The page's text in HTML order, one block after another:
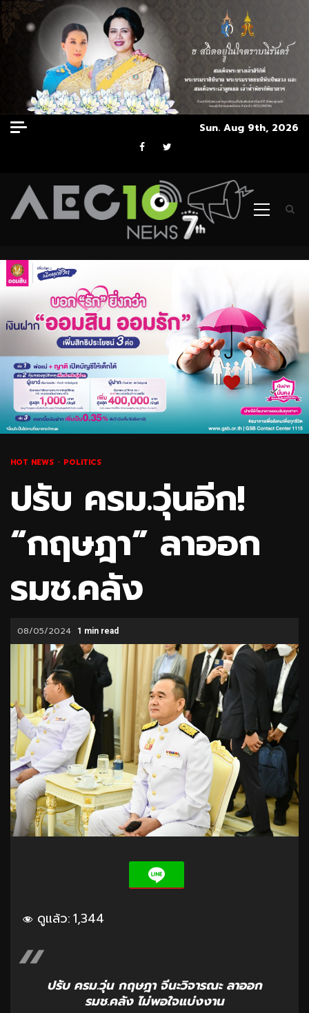
Skip
to
Sun. Aug 9th, 2026
Facebook
Twitter
Primary
HOT NEWS POLITICS
ปรับ ครม.วุ่นอีก!
“กฤษฎา” ลาออก
รมช.คลัง
08/05/2024 1 min read
ดูแล้ว:1,344
ปรับ ครม.วุ่น กฤษฎา จีนะวิจารณะ ลาออก
รมช.คลัง ไม่พอใจแบ่งงาน